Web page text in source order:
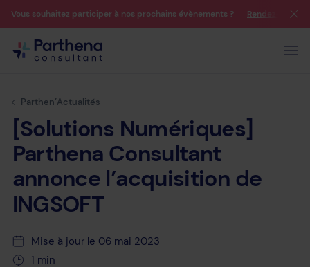
Vous souhaitez participer à nos prochains évènements ? Rendez-vous
Parthen’Actualités
[Solutions Numériques]
Parthena Consultant
annonce l’acquisition de
INGSOFT
Mise à jour le 06 mai 2023
1 min